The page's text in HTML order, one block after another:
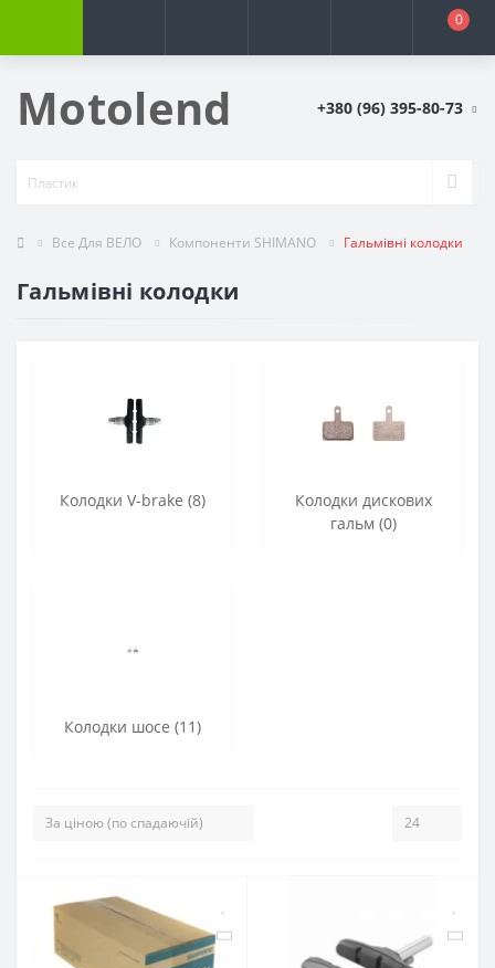
0
Motolend +380 (96) 395-80-73
Все Для ВЕЛО Компоненти SHIMANO Гальмівні колодки
Гальмівні колодки
Колодки V-brake (8)
Колодки дискових
гальм (0)
Колодки шосе (11)